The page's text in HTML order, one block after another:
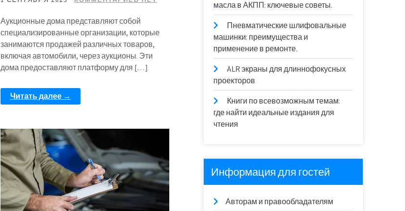
Аукционные дома представляют собой
специализированные организации, которые
занимаются продажей различных товаров,
включая автомобили, через аукционы. Эти
дома предоставляют платформу для […]
Читать далее →
масла в АКПП: ключевые советы.
Пневматические шлифовальные
машинки: преимущества и
применение в ремонте.
ALR экраны для длиннофокусных
проекторов
Книги по всевозможным темам:
где найти идеальные издания для
чтения
Информация для гостей
Авторам и правообладателям